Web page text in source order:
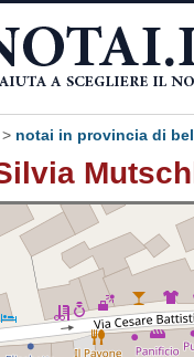
> notai in provincia di